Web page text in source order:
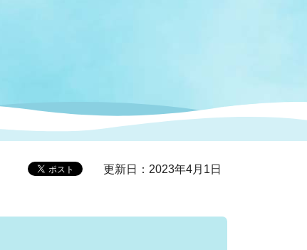
選挙
情報公開・個人情報保護
選挙管理委員会
更新日：2023年4月1日